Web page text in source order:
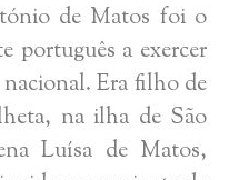
de Matos foi o
português a exercer
Era filho de
na ilha de São
Luísa de Matos,